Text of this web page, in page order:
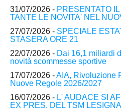
31/07/2026 - PRESENTATO
TANTE LE NOVITA' NEL
27/07/2026 - SPECIALE
STASERA ORE 21
22/07/2026 - Dai 16,1 miliardi
novità scommesse sportive
17/07/2026 -AIA, Rivoluzione
Nuove Regole 2026/2027
16/07/2026 - L' AUDACE SI
EX PRES. DEL TSM